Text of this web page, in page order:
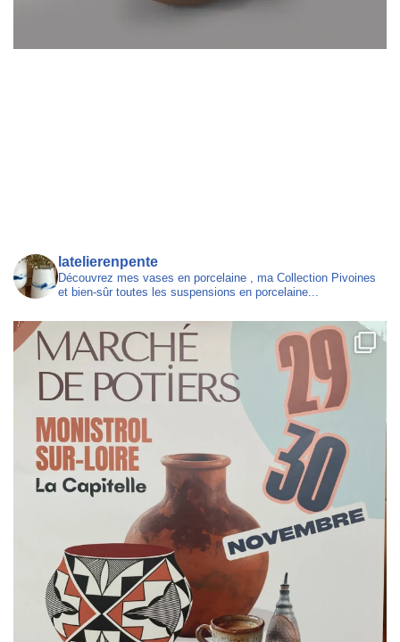
latelierenpente
Découvrez mes vases en porcelaine , ma Collection Pivoines
et bien-sûr toutes les suspensions en porcelaine...